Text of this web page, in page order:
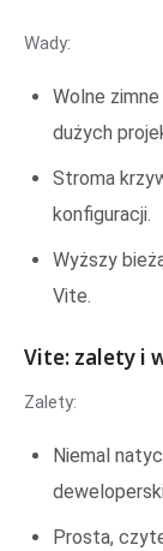
Wady:
Wolne
dużych
Stroma
konfiguracji.
Wyższy
Vite.
Vite: zalety i
Zalety:
Niemal
Prosta,